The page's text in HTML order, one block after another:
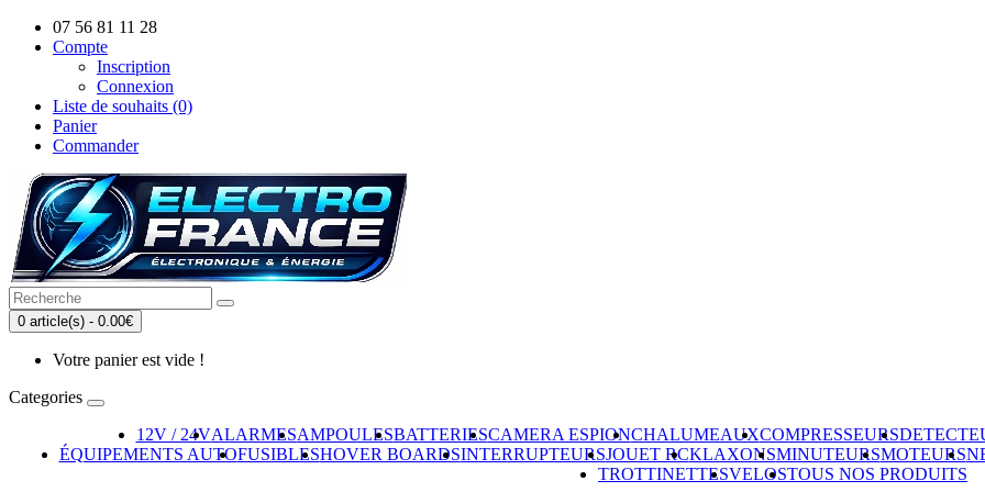
07 56 81 11 28
Compte
Inscription
Connexion
Liste de souhaits (0)
Panier
Commander
0 article(s) - 0.00€
Votre panier est vide !
Categories
12V / 24VALARMESAMPOULESBATTERIESCAMERA ESPIONCHALUMEAUXCOMPRESSEURS
ÉQUIPEMENTS AUTOFUSIBLESHOVER BOARDSINTERRUPTEURSJOUET RCKLAXONSMINUTEURSMOTEURS
TROTTINETTESVELOSTOUS NOS PRODUITS